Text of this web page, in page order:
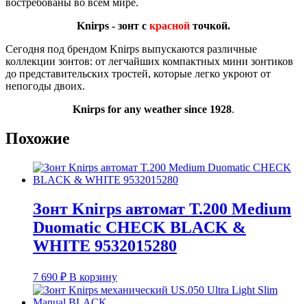
востребованы во всем мире.
Knirps - зонт с красной точкой.
Сегодня под брендом Knirps выпускаются различные
коллекции зонтов: от легчайших компактных мини зонтиков
до представительских тростей, которые легко укроют от
непогоды двоих.
Knirps for any weather since 1928.
Похожие
Зонт Knirps автомат T.200 Medium
Duomatic CHECK BLACK &
WHITE 9532015280
7 690 ₽ В корзину